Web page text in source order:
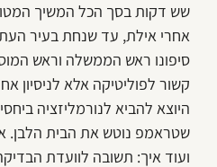
שש דקות בסך הכל המשיך
אחרי אילת, עד שנחת בעיר
סיפונו ראש הממשלה וראש
קשור לפוליטיקה אלא לניסיון
היוצא להביא לנורמליזציה
שטראמפ נוטש את הבית הלבן.
ועוד איך: תשובה לוועדת